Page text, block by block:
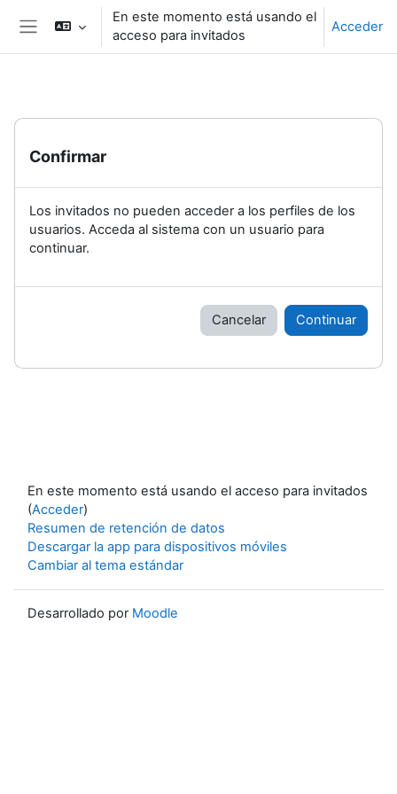
Salta al contenido principal
Panel lateral
En este momento está usando el
acceso para invitados
Acceder
Confirmar
Los invitados no pueden acceder a los perfiles de los
usuarios. Acceda al sistema con un usuario para
continuar.
Cancelar Continuar
En este momento está usando el acceso para invitados
(Acceder)
Resumen de retención de datos
Descargar la app para dispositivos móviles
Cambiar al tema estándar
Desarrollado por Moodle